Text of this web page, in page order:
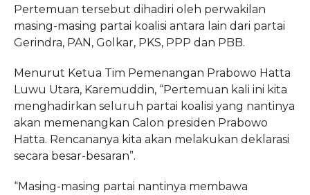
Pertemuan tersebut dihadiri oleh perwakilan
masing-masing partai koalisi antara lain dari partai
Gerindra, PAN, Golkar, PKS, PPP dan PBB.
Menurut Ketua Tim Pemenangan Prabowo Hatta
Luwu Utara, Karemuddin, “Pertemuan kali ini kita
menghadirkan seluruh partai koalisi yang nantinya
akan memenangkan Calon presiden Prabowo
Hatta. Rencananya kita akan melakukan deklarasi
secara besar-besaran”.
“Masing-masing partai nantinya membawa